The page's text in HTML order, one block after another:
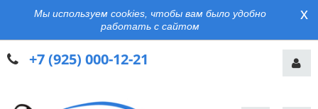
Мы используем cookies, чтобы вам было удобно
работать с сайтом
x
+7 (925) 000-12-21